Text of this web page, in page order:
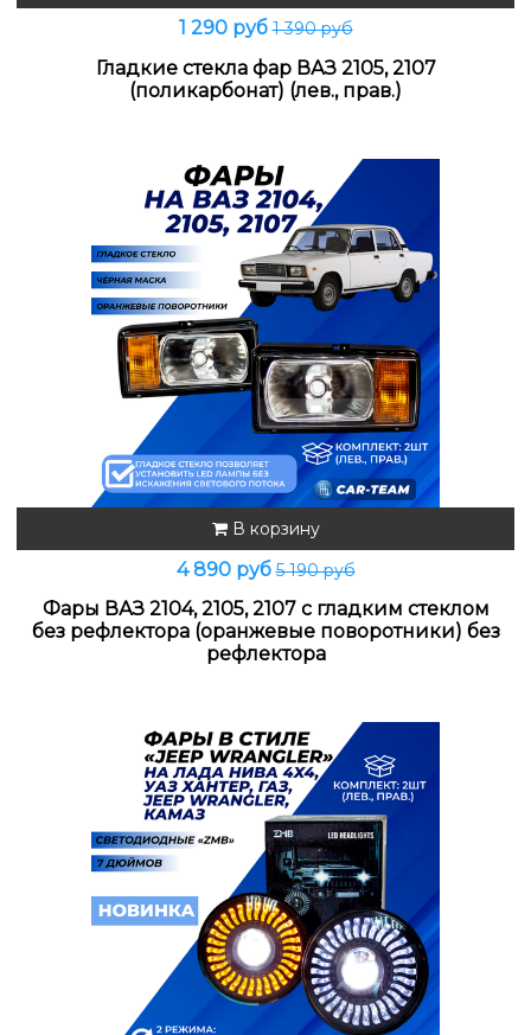
1 290 руб1 390 руб
Гладкие стекла фар ВАЗ 2105, 2107
(поликарбонат) (лев., прав.)
В корзину
4 890 руб5 190 руб
Фары ВАЗ 2104, 2105, 2107 с гладким стеклом
без рефлектора (оранжевые поворотники) без
рефлектора